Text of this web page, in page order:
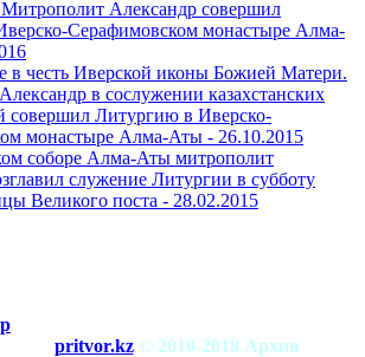
Александр совершил
Серафимовском монастыре Алма-
в честь Иверской иконы Божией Матери.
в сослужении казахстанских
совершил Литургию в Иверско-
монастыре Алма-Аты - 26.10.2015
соборе Алма-Аты митрополит
служение Литургии в субботу
Великого поста - 28.02.2015
pritvor.kz © 2010-2018 Архив